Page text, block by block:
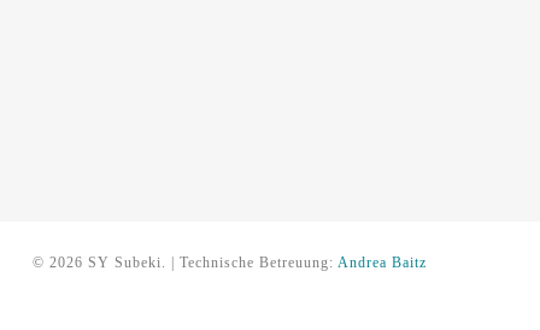
© 2026 SY Subeki. | Technische Betreuung: Andrea Baitz